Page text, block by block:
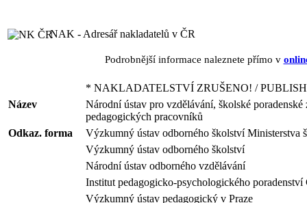
NAK - Adresář nakladatelů v ČR
Podrobnější informace naleznete přímo v
* NAKLADATELSTVÍ ZRUŠENO! /
Název
Národní ústav pro vzdělávání, školské
pedagogických pracovníků
Odkaz. forma
Výzkumný ústav odborného školství Ministerstva
Výzkumný ústav odborného školství
Národní ústav odborného vzdělávání
Institut pedagogicko-psychologického poradenství
Výzkumný ústav pedagogický v Praze